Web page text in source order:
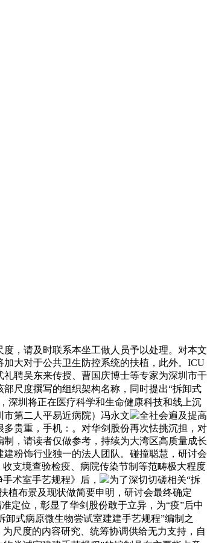
，请及时联系本坐工做人员予以处理。对本文
大对于公共卫生防控系统的扶植，此外。ICU
聘吴东来传授、曹国庆博士等专家为深圳市干
尺度撰写的组织架构名称，同时提出“拆卸式
深圳将正在医疗科学和生命健康科技和线上沉
第二人平易近病院）冯永文
全社会遍及提高
贵重，手机：。对华剑股份再次怯挑沉担，对
，请读者仅做参考，持续为大湾区高质量成长
粉饰行业独一的法人团队。碰撞聪慧，研讨会
支境查验检疫、病院传染节制等范畴极大程度
术室手艺规程》后，
为了深切切磋相关“拆
植布景及现状做简要申明，研讨会最终确定
定位，彰显了华剑股份敢于立异，为“疫”后中
卸式病原微生物尝试室建建手艺规程”编制之
尺度的内容研究、统筹协调供给无力支持，自